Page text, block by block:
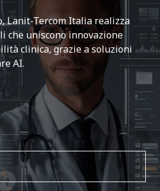
Lanit-Tercom Italia realizza
uniscono innovazione
clinica, grazie a soluzioni
AI.